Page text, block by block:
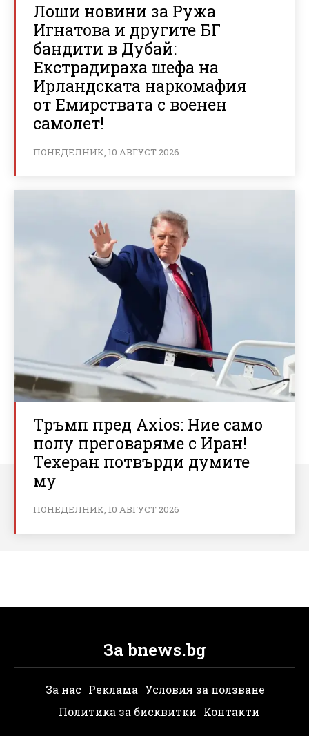
Лоши новини за Ружа
Игнатова и другите БГ
бандити в Дубай:
Екстрадираха шефа на
Ирландската наркомафия
от Емирствата с военен
самолет!
ПОНЕДЕЛНИК, 10 АВГУСТ 2026
Тръмп пред Axios: Ние само
полу преговаряме с Иран!
Техеран потвърди думите
му
ПОНЕДЕЛНИК, 10 АВГУСТ 2026
За bnews.bg
За нас Реклама Условия за ползване
Политика за бисквитки Контакти